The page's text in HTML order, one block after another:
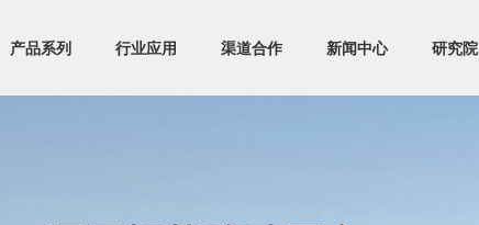
产品系列 行业应用 渠道合作 新闻中心 研究院